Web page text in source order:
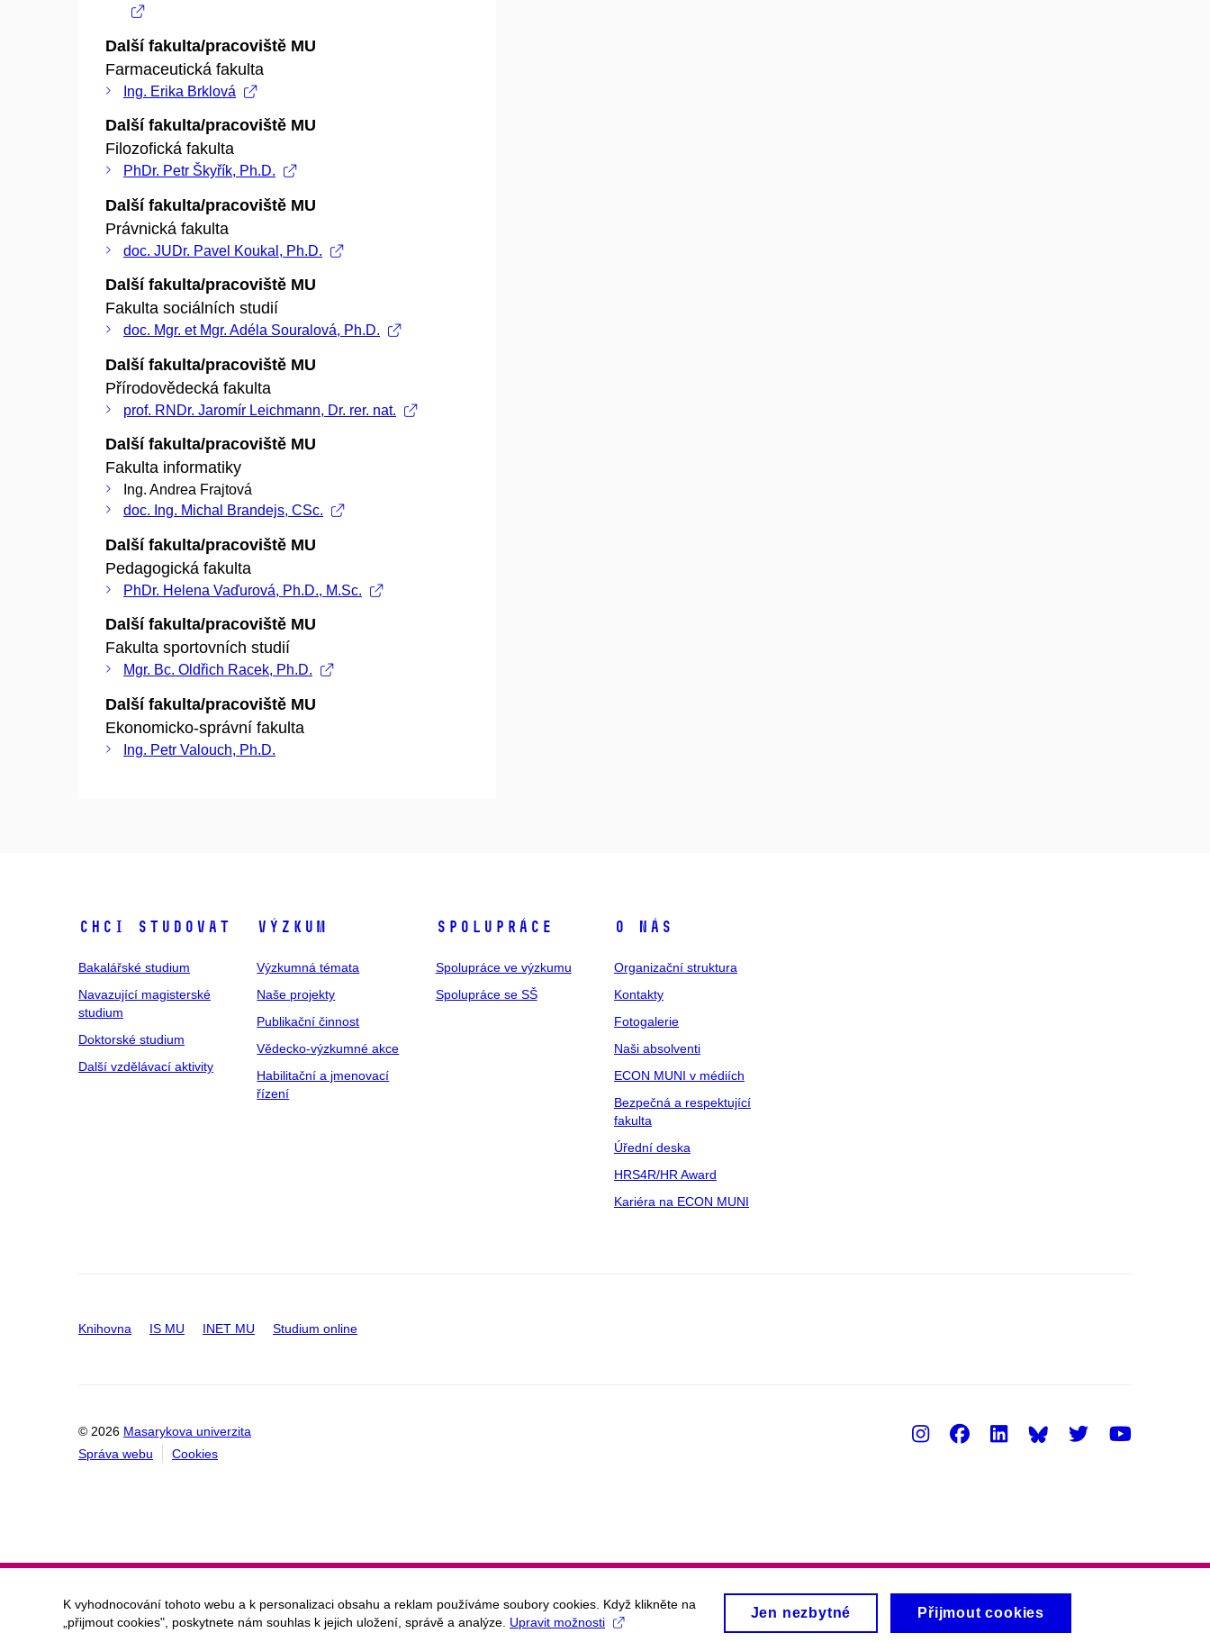
Další fakulta/pracoviště MU
Farmaceutická fakulta
Ing. Erika Brklová
Další fakulta/pracoviště MU
Filozofická fakulta
PhDr. Petr Škyřík, Ph.D.
Další fakulta/pracoviště MU
Právnická fakulta
doc. JUDr. Pavel Koukal, Ph.D.
Další fakulta/pracoviště MU
Fakulta sociálních studií
doc. Mgr. et Mgr. Adéla Souralová, Ph.D.
Další fakulta/pracoviště MU
Přírodovědecká fakulta
prof. RNDr. Jaromír Leichmann, Dr. rer. nat.
Další fakulta/pracoviště MU
Fakulta informatiky
Ing. Andrea Frajtová
doc. Ing. Michal Brandejs, CSc.
Další fakulta/pracoviště MU
Pedagogická fakulta
PhDr. Helena Vaďurová, Ph.D., M.Sc.
Další fakulta/pracoviště MU
Fakulta sportovních studií
Mgr. Bc. Oldřich Racek, Ph.D.
Další fakulta/pracoviště MU
Ekonomicko-správní fakulta
Ing. Petr Valouch, Ph.D.
Chci studovat
Bakalářské studium
Navazující magisterské
studium
Doktorské studium
Další vzdělávací aktivity
Výzkum
Výzkumná témata
Naše projekty
Publikační činnost
Vědecko-výzkumné akce
Habilitační a jmenovací
řízení
Spolupráce
Spolupráce ve výzkumu
Spolupráce se SŠ
O nás
Organizační struktura
Kontakty
Fotogalerie
Naši absolventi
ECON MUNI v médiích
Bezpečná a respektující
fakulta
Úřední deska
HRS4R/HR Award
Kariéra na ECON MUNI
Knihovna IS MU INET MU Studium online
© 2026 Masarykova univerzita
Správa webu
Cookies
Instagram
Facebook
LinkedInTwitter
K vyhodnocování tohoto webu a k personalizaci obsahu a reklam používáme soubory cookies. Když klikněte na
„přijmout cookies", poskytnete nám souhlas k jejich uložení, správě a analýze. Upravit možnosti
Jen nezbytné Přijmout cookies